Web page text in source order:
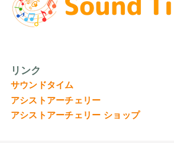
リンク
サウンドタイム
アシストアーチェリー
アシストアーチェリー ショップ